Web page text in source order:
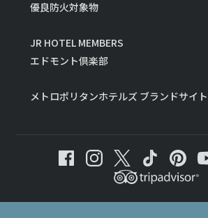
優良防火対象物
JR HOTEL MEMBERS
エドモント倶楽部
メトロポリタンホテルズ ブランドサイト